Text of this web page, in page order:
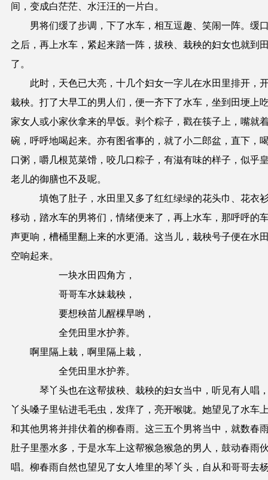
间，变成白茫茫、水汪汪的一片白。
男将们缓了步调，下了水车，相互逗趣、笑闹一阵。缓
之后，再上水车，紧起来踏一阵，拔秧、栽秧的妇女也就到
了。
此时，天色已大亮，十几个妇女一字儿在水田里排开，
栽秧。打了大早工的男人们，便一齐下了水车，坐到田埂上
家女人或小家伙拿来的早饭。剥个粽子，戳在筷子上，嘴就
碗，呼呼地喝起来。亦有图省事的，就了小二郎盆，直下，
口粥，嚼几根苋菜馉，咬几口粽子，有滋有味的样子，似乎
老儿的御膳也不及呢。
填饱了肚子，水田里又多了红红绿绿的花头巾、花衣
移动，踏水车的男将们，情绪便来了，再上水车，那呼呼的
声更响，槽桶里翻上来的水更涌。这当儿，栽秧号子便在水
空响起来。
一块水田四角方，
哥哥车水妹栽秧，
要想秧苗儿醒棵早哟，
全凭田里水护养。
啊里隔上栽，啊里隔上栽，
全凭田里水护养。
琴丫头也在这帮拔秧、栽秧的妇女当中，听见有人唱
丫头嗓子里钻进毛毛虫，发痒了，亮开喉咙。她望见了水车
和其他男将并排伏着的柳春雨。这三五个男将当中，就数春
肚子里墨水多，于是水车上这帮猴急猴急的男人，鼓动春雨
唱。柳春雨自然也望见了女人堆里的琴丫头，自从和哥哥去